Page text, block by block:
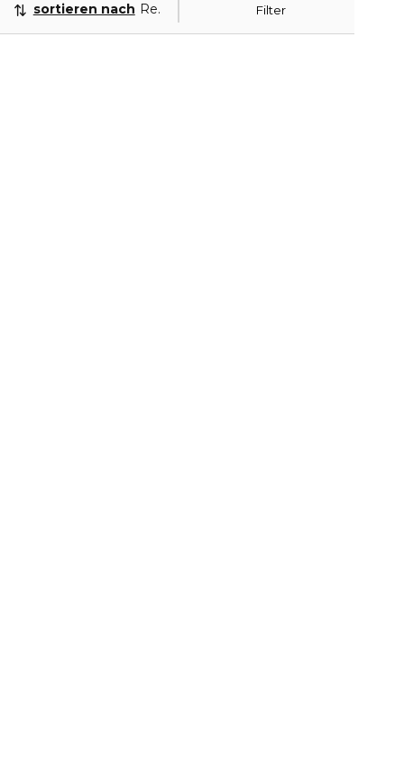
Filter
sortieren nach Relevanz